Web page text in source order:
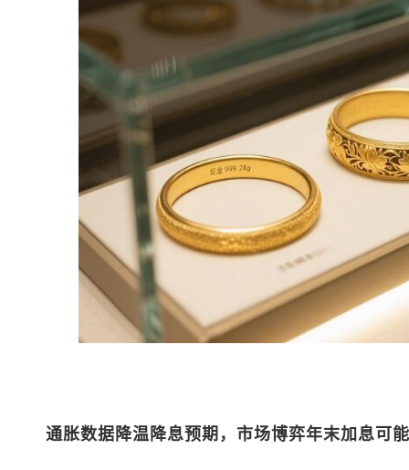
通胀数据降温降息预期，市场博弈年末加息可